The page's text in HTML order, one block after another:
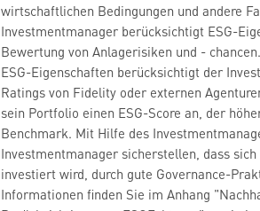
wirtschaftlichen Bedingungen und andere
Investmentmanager berücksichtigt ESG-
Bewertung von Anlagerisiken und -
ESG-Eigenschaften berücksichtigt der
Ratings von Fidelity oder externen
sein Portfolio einen ESG-Score an, der
Benchmark. Mit Hilfe des
Investmentmanager sicherstellen, dass
investiert wird, durch gute Governance-
Informationen finden Sie im Anhang